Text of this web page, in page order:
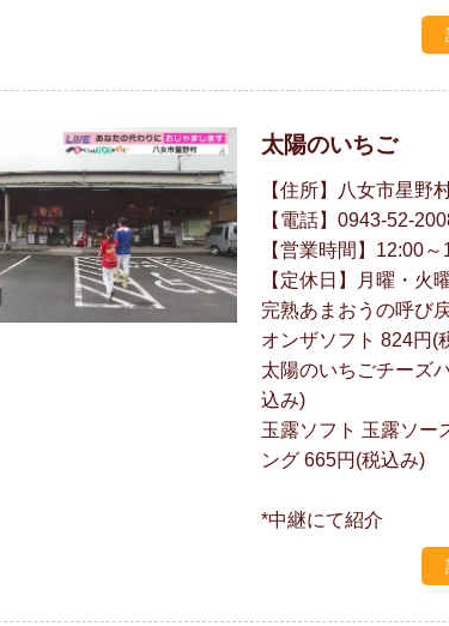
太陽のいちご
【住所】八女市星野
【電話】0943-52-
【営業時間】12:00
【定休日】月曜・火
完熟あまおうの呼び
オンザソフト 824円(
太陽のいちごチーズ
込み)
玉露ソフト 玉露ソー
ング 665円(税込み)
*中継にて紹介